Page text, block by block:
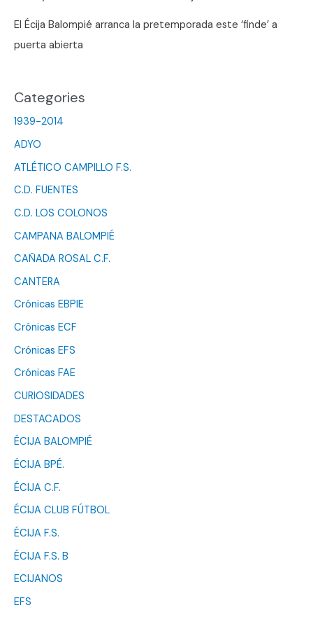
El Écija Balompié arranca la pretemporada este ‘finde’ a
puerta abierta
Categories
1939-2014
ADYO
ATLÉTICO CAMPILLO F.S.
C.D. FUENTES
C.D. LOS COLONOS
CAMPANA BALOMPIÉ
CAÑADA ROSAL C.F.
CANTERA
Crónicas EBPIE
Crónicas ECF
Crónicas EFS
Crónicas FAE
CURIOSIDADES
DESTACADOS
ÉCIJA BALOMPIÉ
ÉCIJA BPÉ.
ÉCIJA C.F.
ÉCIJA CLUB FÚTBOL
ÉCIJA F.S.
ÉCIJA F.S. B
ECIJANOS
EFS